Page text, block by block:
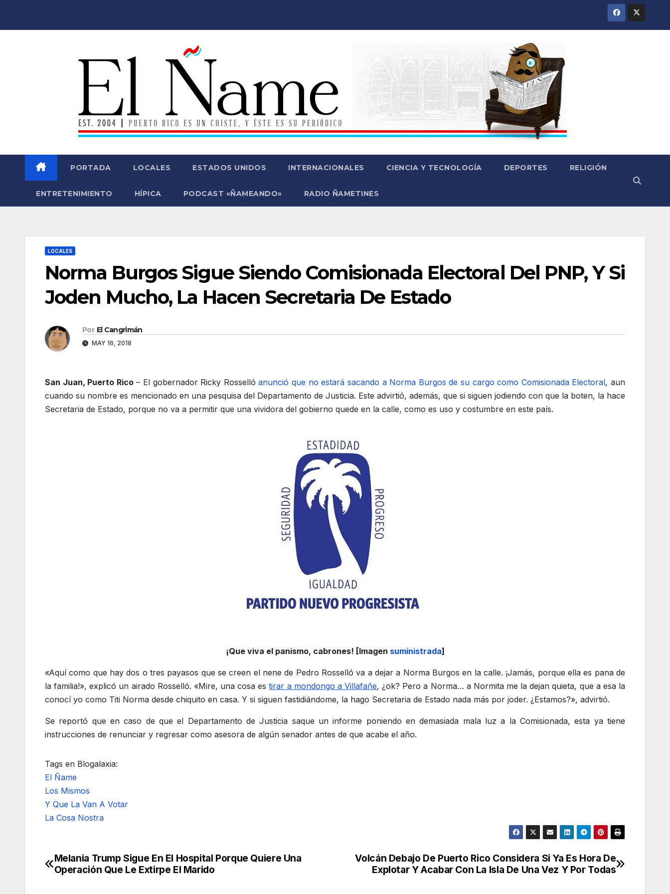
PORTADA LOCALES ESTADOS UNIDOS INTERNACIONALES CIENCIA Y TECNOLOGÍA DEPORTES RELIGIÓN
ENTRETENIMIENTO HÍPICA PODCAST «ÑAMEANDO» RADIO ÑAMETINES
LOCALES
Norma Burgos Sigue Siendo Comisionada Electoral Del PNP, Y Si
Joden Mucho, La Hacen Secretaria De Estado
Por El Cangrimán
MAY 16, 2018
San Juan, Puerto Rico– El gobernador Ricky Rossellóanunció que no estará sacando a Norma Burgos de su cargo como Comisionada Electoral, aun
cuando su nombre es mencionado en una pesquisa del Departamento de Justicia. Este advirtió, además, que si siguen jodiendo con que la boten, la hace
Secretaria de Estado, porque no va a permitir que una vividora del gobierno quede en la calle, como es uso y costumbre en este país.
¡Que viva el panismo, cabrones! [Imagen suministrada]
«Aquí como que hay dos o tres payasos que se creen el nene de Pedro Rosselló va a dejar a Norma Burgos en la calle. ¡Jamás, porque ella es pana de
la familia!», explicó un airado Rosselló. «Mire, una cosa estirar a mondongo a Villafañe, ¿ok? Pero a Norma… a Normita me la dejan quieta, que a esa la
conocí yo como Titi Norma desde chiquito en casa. Y si siguen fastidiándome, la hago Secretaria de Estado nada más por joder. ¿Estamos?», advirtió.
Se reportó que en caso de que el Departamento de Justicia saque un informe poniendo en demasiada mala luz a la Comisionada, esta ya tiene
instrucciones de renunciar y regresar como asesora de algún senador antes de que acabe el año.
Tags en Blogalaxia:
El Ñame
Los Mismos
Y Que La Van A Votar
La Cosa Nostra
Navegación
Volcán Debajo De Puerto Rico Considera Si Ya Es Hora De
Explotar Y Acabar Con La Isla De Una Vez Y Por Todas
Melania Trump Sigue En El Hospital Porque Quiere Una
Operación Que Le Extirpe El Marido